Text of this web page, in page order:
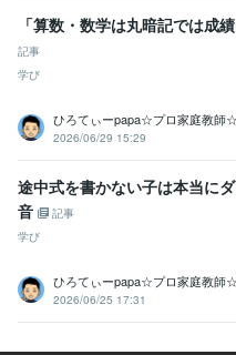
「算数・数学は丸暗記では成
記事
学び
ひろてぃーpapa☆プロ家庭教師☆
2026/06/29 15:29
途中式を書かない子は本当に
音
記事
学び
ひろてぃーpapa☆プロ家庭教師☆
2026/06/25 17:31